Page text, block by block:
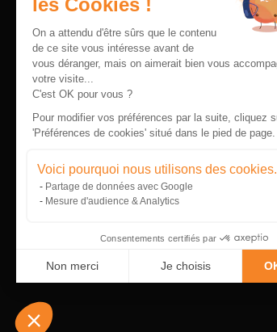
On a attendu d'être sûrs que le contenu
de ce site vous intéresse avant de
vous déranger, mais on aimerait bien vous
votre visite...
C'est OK pour vous ?
Pour modifier vos préférences par la suite, cliquez
'Préférences de cookies' situé dans le pied de page.
Voici pourquoi nous utilisons des cookies.
Partage de données avec Google
Mesure d'audience & Analytics
Consentements certifiés par
Non merci Je choisis
Notre plateforme vous permet d'adapter et
École Supérieure de Commerce et de
management internationale à Brest.